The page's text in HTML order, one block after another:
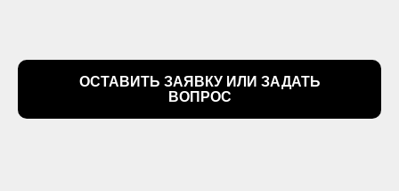
ОСТАВИТЬ ЗАЯВКУ ИЛИ ЗАДАТЬ
ВОПРОС